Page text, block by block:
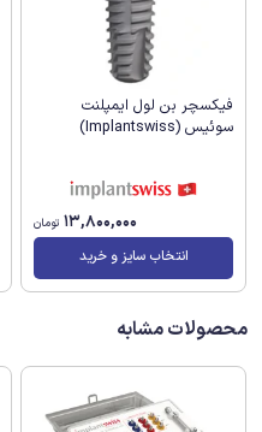
فیکسچر بن لول ایمپلنت
سوئیس (Implantswiss)
13,800,000 تومان
انتخاب سایز و خرید
محصولات مشابه